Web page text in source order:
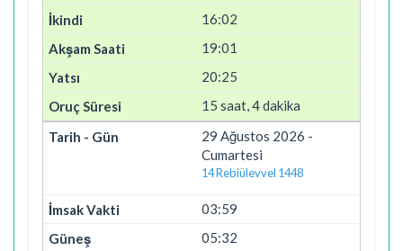
16:02
19:01
20:25
15 saat, 4 dakika
29 Ağustos 2026 -
Cumartesi
14 Rebiülevvel 1448
03:59
05:32